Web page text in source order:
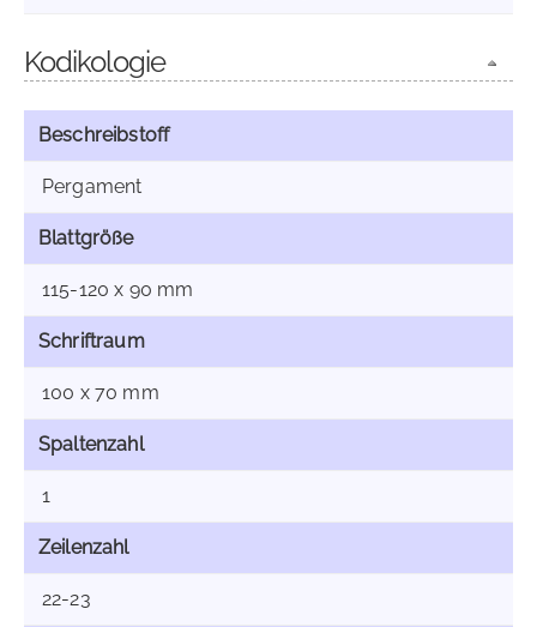
Kodikologie
Beschreibstoff
Pergament
Blattgröße
115-120 x 90 mm
Schriftraum
100 x 70 mm
Spaltenzahl
1
Zeilenzahl
22-23